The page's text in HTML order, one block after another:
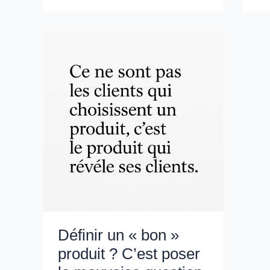
Définir un « bon »
produit ? C’est poser